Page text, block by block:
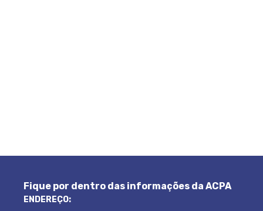
Fique por dentro das informações da ACPA
ENDEREÇO: